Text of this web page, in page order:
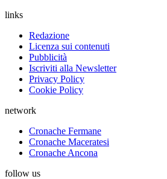
links
Redazione
Licenza sui contenuti
Pubblicità
Iscriviti alla Newsletter
Privacy Policy
Cookie Policy
network
Cronache Fermane
Cronache Maceratesi
Cronache Ancona
follow us